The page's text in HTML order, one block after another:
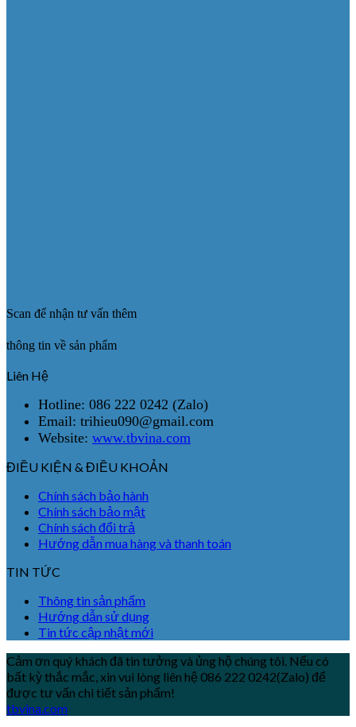
Scan để nhận tư vấn thêm
thông tin về sản phẩm
Liên Hệ
Hotline: 086 222 0242 (Zalo)
Email: trihieu090@gmail.com
Website: www.tbvina.com
ĐIỀU KIỆN & ĐIỀU KHOẢN
Chính sách bảo hành
Chính sách bảo mật
Chính sách đổi trả
Hướng dẫn mua hàng và thanh toán
TIN TỨC
Thông tin sản phẩm
Hướng dẫn sử dụng
Tin tức cập nhật mới
Cảm ơn quý khách đã tin tưởng và ủng hộ chúng tôi. Nếu có
bất kỳ thắc mắc, xin vui lòng liên hệ 086 222 0242(Zalo) để
được tư vấn chi tiết sản phẩm!
tbvina.com